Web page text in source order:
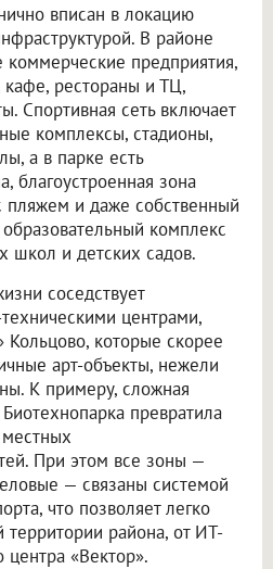
вписан в локацию
В районе
предприятия,
рестораны и ТЦ,
Спортивная сеть включает
комплексы, стадионы,
а в парке есть
благоустроенная зона
пляжем и даже собственный
комплекс
школ и детских садов.
соседствует
центрами,
которые скорее
арт-объекты, нежели
К примеру, сложная
превратила
При этом все зоны —
— связаны системой
что позволяет легко
района, от ИТ-
центра «Вектор».